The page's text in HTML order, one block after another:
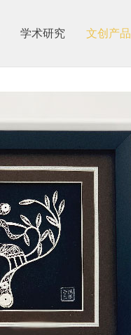
学术研究 文创产品